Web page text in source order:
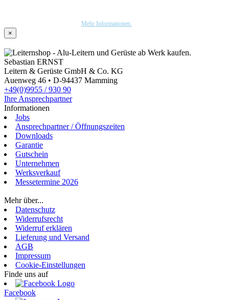
Mehr Informationen.
×
Sebastian ERNST
Leitern & Gerüste GmbH & Co. KG
Auenweg 46 • D-94437 Mamming
+49(0)9955 / 930 90
Ihre Ansprechpartner
Informationen
Jobs
Ansprechpartner / Öffnungszeiten
Downloads
Garantie
Gutschein
Unternehmen
Werksverkauf
Messetermine 2026
Mehr über...
Datenschutz
Widerrufsrecht
Widerruf erklären
Lieferung und Versand
AGB
Impressum
Cookie-Einstellungen
Finde uns auf
Facebook